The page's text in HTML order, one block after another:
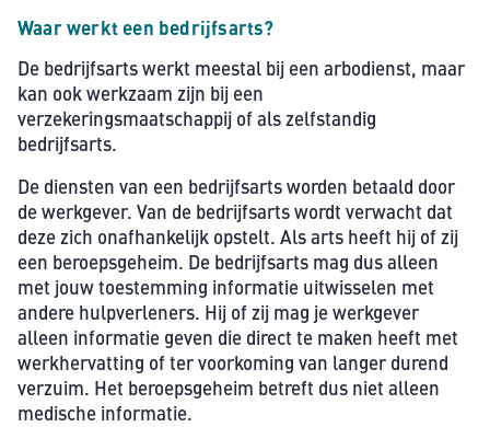
Waar werkt een bedrijfsarts?
De bedrijfsarts werkt meestal bij een arbodienst, maar
kan ook werkzaam zijn bij een
verzekeringsmaatschappij of als zelfstandig
bedrijfsarts.
De diensten van een bedrijfsarts worden betaald door
de werkgever. Van de bedrijfsarts wordt verwacht dat
deze zich onafhankelijk opstelt. Als arts heeft hij of zij
een beroepsgeheim. De bedrijfsarts mag dus alleen
met jouw toestemming informatie uitwisselen met
andere hulpverleners. Hij of zij mag je werkgever
alleen informatie geven die direct te maken heeft met
werkhervatting of ter voorkoming van langer durend
verzuim. Het beroepsgeheim betreft dus niet alleen
medische informatie.